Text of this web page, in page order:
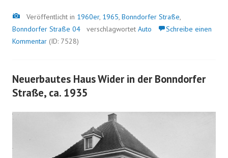
Bild
Veröffentlicht in 1960er, 1965, Bonndorfer Straße,
Bonndorfer Straße 04
verschlagwortet Auto
Schreibe einen
Kommentar (ID: 7528)
Neuerbautes Haus Wider in der Bonndorfer
Straße, ca. 1935